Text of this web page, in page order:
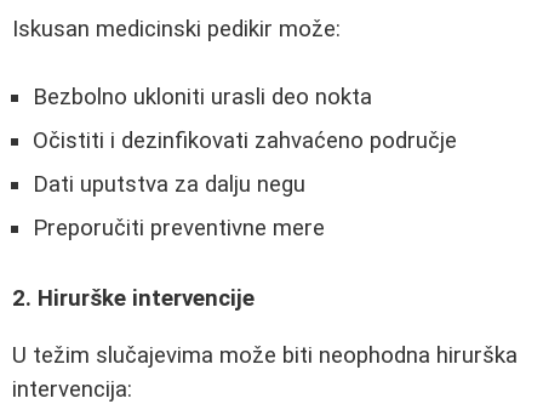
Iskusan medicinski pedikir može:
Bezbolno ukloniti urasli deo nokta
Očistiti i dezinfikovati zahvaćeno područje
Dati uputstva za dalju negu
Preporučiti preventivne mere
2. Hirurške intervencije
U težim slučajevima može biti neophodna hirurška
intervencija: